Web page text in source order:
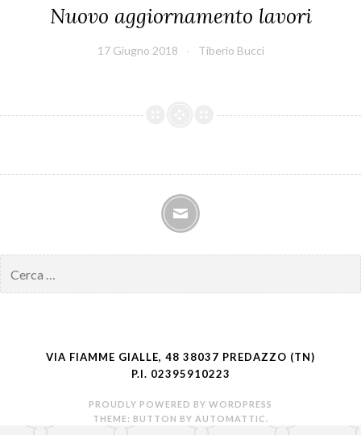
Nuovo aggiornamento lavori
17 Giugno 2018 Tiberio Bucci
per:
VIA FIAMME GIALLE, 48 38037 PREDAZZO (TN)
P.I. 02395910223
PROUDLY POWERED BY WORDPRESS
THEME: BUTTON BY AUTOMATTIC .